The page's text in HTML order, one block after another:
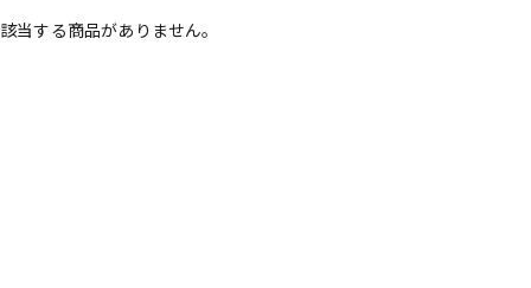
ベース
該当する商品がありません。